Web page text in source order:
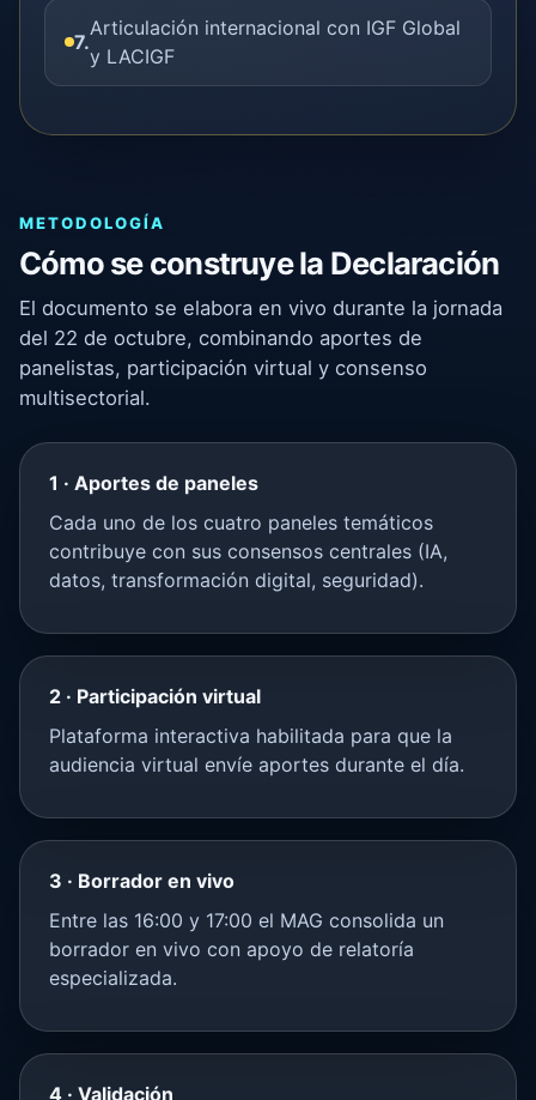
7.
Articulación internacional con IGF Global
y LACIGF
METODOLOGÍA
Cómo se construye la Declaración
El documento se elabora en vivo durante la jornada
del 22 de octubre, combinando aportes de
panelistas, participación virtual y consenso
multisectorial.
1 · Aportes de paneles
Cada uno de los cuatro paneles temáticos
contribuye con sus consensos centrales (IA,
datos, transformación digital, seguridad).
2 · Participación virtual
Plataforma interactiva habilitada para que la
audiencia virtual envíe aportes durante el día.
3 · Borrador en vivo
Entre las 16:00 y 17:00 el MAG consolida un
borrador en vivo con apoyo de relatoría
especializada.
4 · Validación